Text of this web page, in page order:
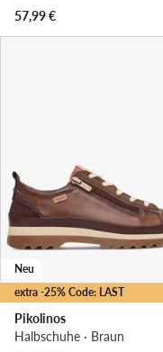
57,99€
extra -25% Code: LAST
Neu
Pikolinos
Halbschuhe · Braun